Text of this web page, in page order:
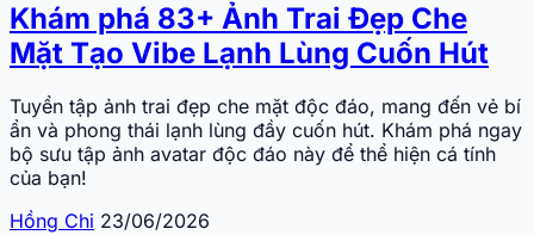
Khám phá 83+ Ảnh Trai Đẹp Che
Mặt Tạo Vibe Lạnh Lùng Cuốn Hút
Tuyển tập ảnh trai đẹp che mặt độc đáo, mang đến vẻ bí
ẩn và phong thái lạnh lùng đầy cuốn hút. Khám phá ngay
bộ sưu tập ảnh avatar độc đáo này để thể hiện cá tính
của bạn!
Hồng Chi 23/06/2026